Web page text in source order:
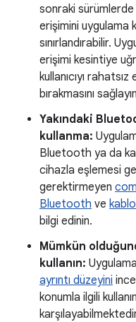
sonraki sürümlerde
erişimini uygulama
sınırlandırabilir.
erişimi kesintiye
kullanıcıyı
bırakmasını
Yakındaki
kullanma:
Bluetooth ya da
cihazla eşlemesi
gerektirmeyen
Bluetooth ve
bilgi edinin.
Mümkün
kullanın:
ayrıntı düzeyini
konumla ilgili